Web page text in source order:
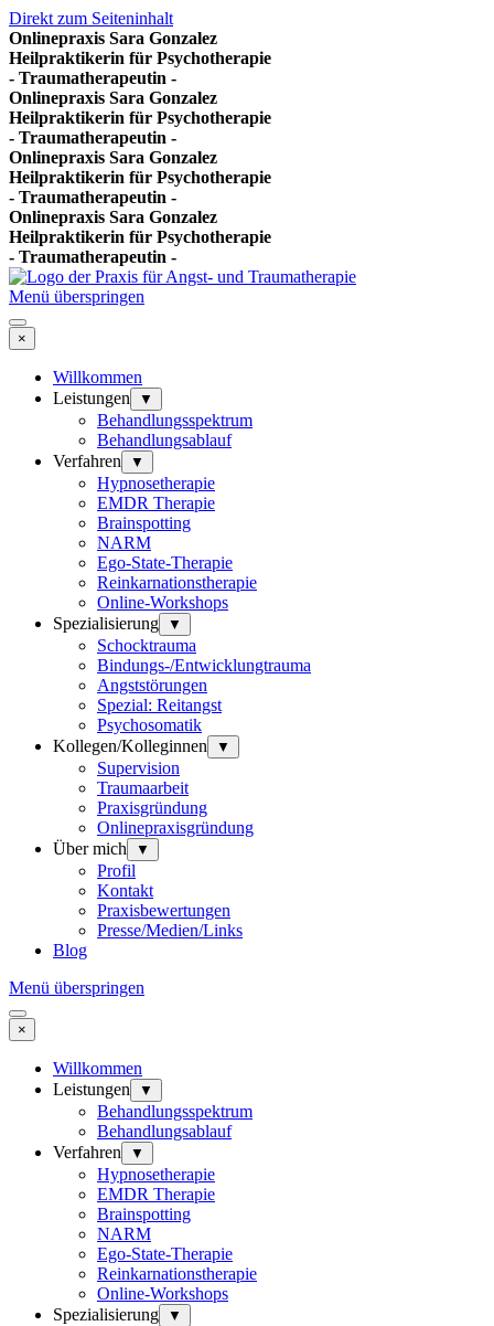
Direkt zum Seiteninhalt
Onlinepraxis Sara Gonzalez
Heilpraktikerin für Psychotherapie
- Traumatherapeutin -
Onlinepraxis Sara Gonzalez
Heilpraktikerin für Psychotherapie
- Traumatherapeutin -
Onlinepraxis Sara Gonzalez
Heilpraktikerin für Psychotherapie
- Traumatherapeutin -
Onlinepraxis Sara Gonzalez
Heilpraktikerin für Psychotherapie
- Traumatherapeutin -
Menü überspringen
×
Willkommen
Leistungen
▼
Behandlungsspektrum
Behandlungsablauf
Verfahren
▼
Hypnosetherapie
EMDR Therapie
Brainspotting
NARM
Ego-State-Therapie
Reinkarnationstherapie
Online-Workshops
Spezialisierung
▼
Schocktrauma
Bindungs-/Entwicklungtrauma
Angststörungen
Spezial: Reitangst
Psychosomatik
Kollegen/Kolleginnen
▼
Supervision
Traumaarbeit
Praxisgründung
Onlinepraxisgründung
Über mich
▼
Profil
Kontakt
Praxisbewertungen
Presse/Medien/Links
Blog
Menü überspringen
×
Willkommen
Leistungen
▼
Behandlungsspektrum
Behandlungsablauf
Verfahren
▼
Hypnosetherapie
EMDR Therapie
Brainspotting
NARM
Ego-State-Therapie
Reinkarnationstherapie
Online-Workshops
Spezialisierung
▼